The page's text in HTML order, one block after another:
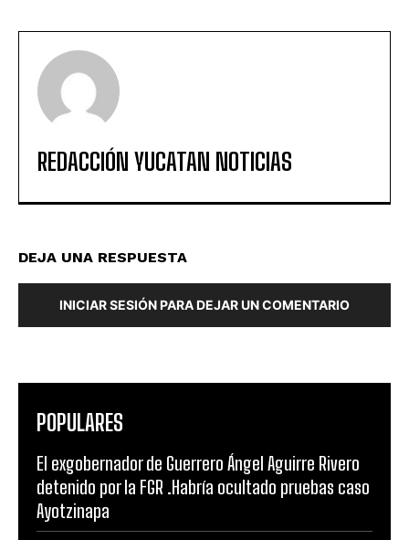
REDACCIÓN YUCATAN NOTICIAS
DEJA UNA RESPUESTA
INICIAR SESIÓN PARA DEJAR UN COMENTARIO
POPULARES
El exgobernador de Guerrero Ángel Aguirre Rivero
detenido por la FGR .Habría ocultado pruebas caso
Ayotzinapa